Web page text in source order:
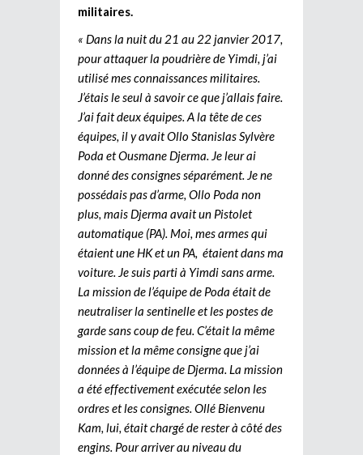
militaires.
« Dans la nuit du 21 au 22 janvier 2017,
pour attaquer la poudrière de Yimdi, j’ai
utilisé mes connaissances militaires.
J’étais le seul à savoir ce que j’allais faire.
J’ai fait deux équipes. A la tête de ces
équipes, il y avait Ollo Stanislas Sylvère
Poda et Ousmane Djerma. Je leur ai
donné des consignes séparément. Je ne
possédais pas d’arme, Ollo Poda non
plus, mais Djerma avait un Pistolet
automatique (PA). Moi, mes armes qui
étaient une HK et un PA, étaient dans ma
voiture. Je suis parti à Yimdi sans arme.
La mission de l’équipe de Poda était de
neutraliser la sentinelle et les postes de
garde sans coup de feu. C’était la même
mission et la même consigne que j’ai
données à l’équipe de Djerma. La mission
a été effectivement exécutée selon les
ordres et les consignes. Ollé Bienvenu
Kam, lui, était chargé de rester à côté des
engins. Pour arriver au niveau du